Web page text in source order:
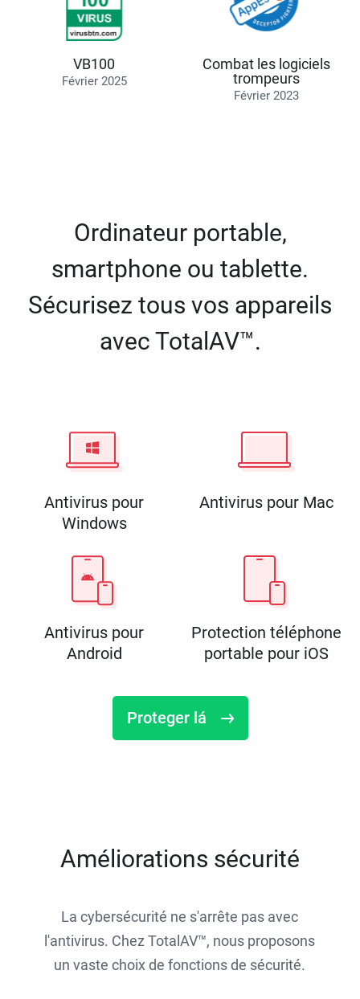
VB100
Février 2025
Combat les logiciels
trompeurs
Février 2023
Ordinateur portable,
smartphone ou tablette.
Sécurisez tous vos appareils
avec TotalAV™.
Antivirus pour
Windows
Antivirus pour Mac
Antivirus pour
Android
Protection téléphone
portable pour iOS
Proteger lá
Améliorations sécurité
La cybersécurité ne s'arrête pas avec
l'antivirus. Chez TotalAV™, nous proposons
un vaste choix de fonctions de sécurité.